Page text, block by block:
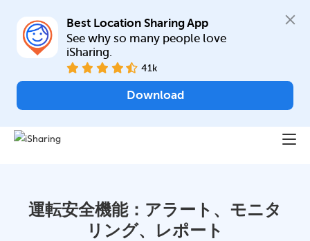
Best Location Sharing App
See why so many people love
iSharing.
41k
Download
運転安全機能：アラート、モニタ
リング、レポート